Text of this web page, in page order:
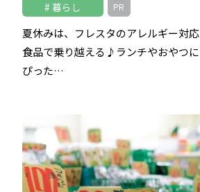
暮らし PR
夏休みは、フレスタのアレルギー対応
食品で乗り越える♪ランチやおやつに
ぴった…